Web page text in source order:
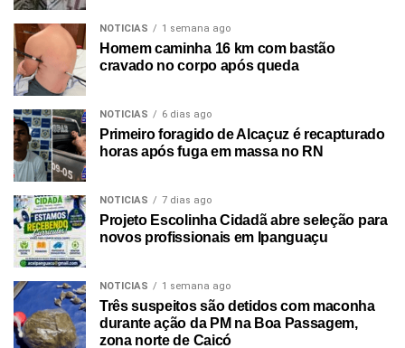
NOTICIAS 1 semana ago
Homem caminha 16 km com bastão
cravado no corpo após queda
NOTICIAS 6 dias ago
Primeiro foragido de Alcaçuz é recapturado
horas após fuga em massa no RN
NOTICIAS 7 dias ago
Projeto Escolinha Cidadã abre seleção para
novos profissionais em Ipanguaçu
NOTICIAS 1 semana ago
Três suspeitos são detidos com maconha
durante ação da PM na Boa Passagem,
zona norte de Caicó